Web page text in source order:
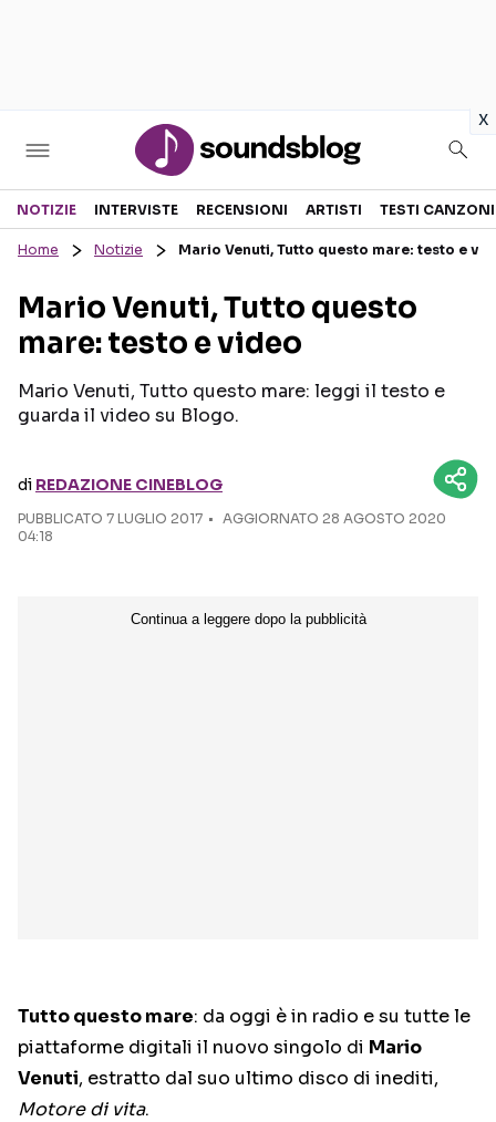
x
Sezioni
RECENSIONI MUSICALI
INTERVISTE
GOSSIP E CURIOSITÀ
TESTI CANZONI
TOUR ED EVENTI
TALENT SHOW
NOTIZIE INTERVISTE RECENSIONI ARTISTI TESTI CANZONI
Home Notizie Mario Venuti, Tutto questo mare: testo e
Mario Venuti, Tutto questo
mare: testo e video
Mario Venuti, Tutto questo mare: leggi il testo e
guarda il video su Blogo.
di REDAZIONE CINEBLOG
PUBBLICATO 7 LUGLIO 2017
AGGIORNATO 28 AGOSTO 2020
04:18
Tutto questo mare: da oggi è in radio e su tutte le
piattaforme digitali il nuovo singolo di Mario
Venuti, estratto dal suo ultimo disco di inediti,
Motore di vita.